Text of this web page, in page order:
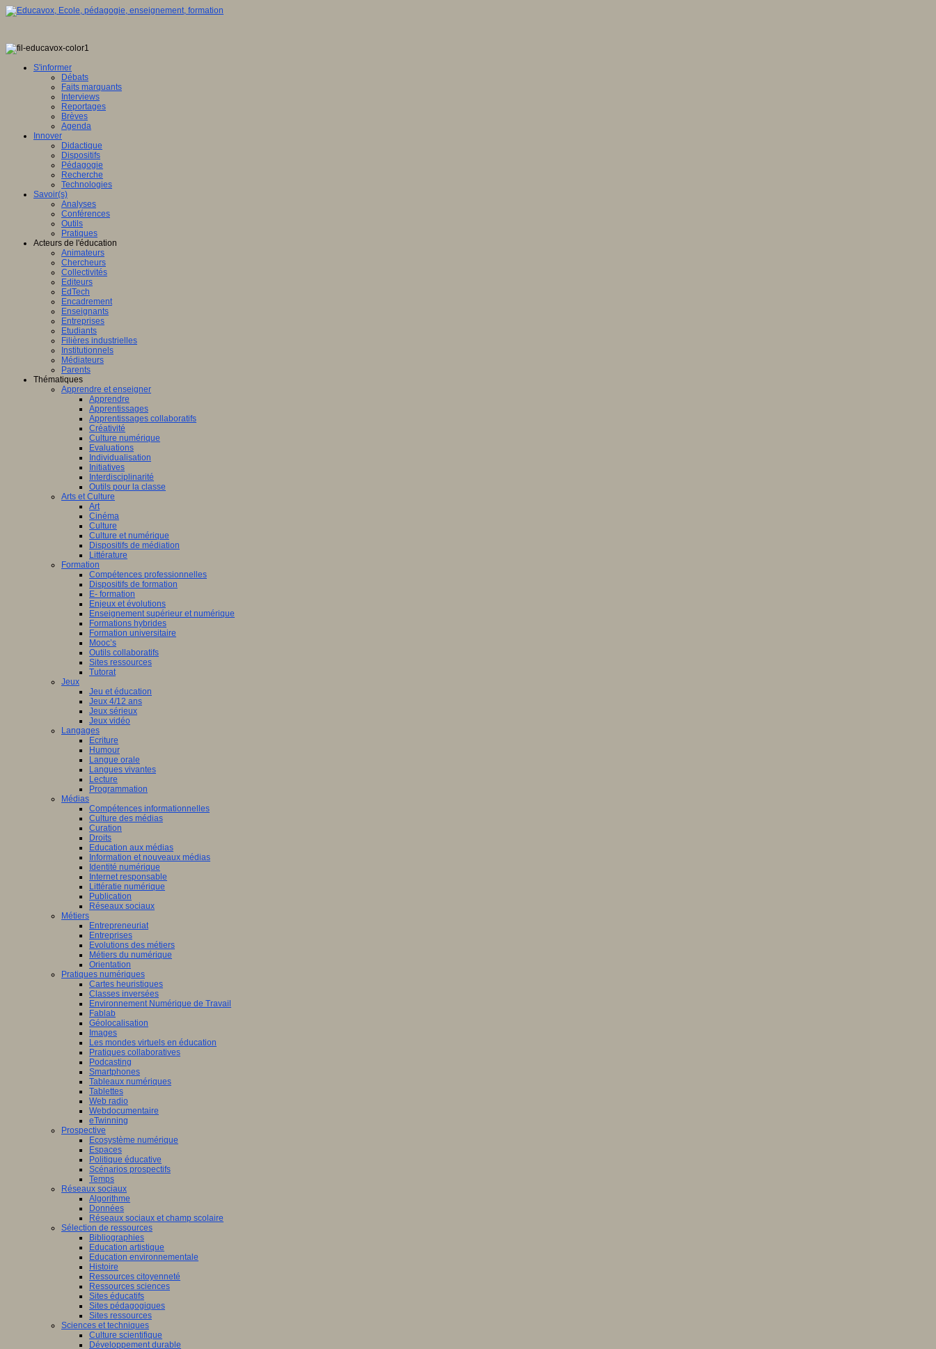
S'informer
Débats
Faits marquants
Interviews
Reportages
Brèves
Agenda
Innover
Didactique
Dispositifs
Pédagogie
Recherche
Technologies
Savoir(s)
Analyses
Conférences
Outils
Pratiques
Acteurs de l'éducation
Animateurs
Chercheurs
Collectivités
Editeurs
EdTech
Encadrement
Enseignants
Entreprises
Etudiants
Filières industrielles
Institutionnels
Médiateurs
Parents
Thématiques
Apprendre et enseigner
Apprendre
Apprentissages
Apprentissages collaboratifs
Créativité
Culture numérique
Evaluations
Individualisation
Initiatives
Interdisciplinarité
Outils pour la classe
Arts et Culture
Art
Cinéma
Culture
Culture et numérique
Dispositifs de médiation
Littérature
Formation
Compétences professionnelles
Dispositifs de formation
E- formation
Enjeux et évolutions
Enseignement supérieur et numérique
Formations hybrides
Formation universitaire
Mooc’s
Outils collaboratifs
Sites ressources
Tutorat
Jeux
Jeu et éducation
Jeux 4/12 ans
Jeux sérieux
Jeux vidéo
Langages
Ecriture
Humour
Langue orale
Langues vivantes
Lecture
Programmation
Médias
Compétences informationnelles
Culture des médias
Curation
Droits
Education aux médias
Information et nouveaux médias
Identité numérique
Internet responsable
Littératie numérique
Publication
Réseaux sociaux
Métiers
Entrepreneuriat
Entreprises
Evolutions des métiers
Métiers du numérique
Orientation
Pratiques numériques
Cartes heuristiques
Classes inversées
Environnement Numérique de Travail
Fablab
Géolocalisation
Images
Les mondes virtuels en éducation
Pratiques collaboratives
Podcasting
Smartphones
Tableaux numériques
Tablettes
Web radio
Webdocumentaire
eTwinning
Prospective
Ecosystème numérique
Espaces
Politique éducative
Scénarios prospectifs
Temps
Réseaux sociaux
Algorithme
Données
Réseaux sociaux et champ scolaire
Sélection de ressources
Bibliographies
Education artistique
Education environnementale
Histoire
Ressources citoyenneté
Ressources sciences
Sites éducatifs
Sites pédagogiques
Sites ressources
Sciences et techniques
Culture scientifique
Développement durable